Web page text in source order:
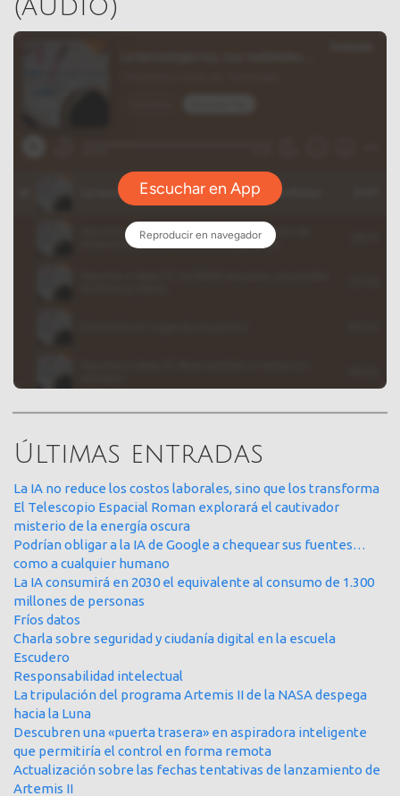
(audio)
Últimas entradas
La IA no reduce los costos laborales, sino que los transforma
El Telescopio Espacial Roman explorará el cautivador
misterio de la energía oscura
Podrían obligar a la IA de Google a chequear sus fuentes…
como a cualquier humano
La IA consumirá en 2030 el equivalente al consumo de 1.300
millones de personas
Fríos datos
Charla sobre seguridad y ciudanía digital en la escuela
Escudero
Responsabilidad intelectual
La tripulación del programa Artemis II de la NASA despega
hacia la Luna
Descubren una «puerta trasera» en aspiradora inteligente
que permitiría el control en forma remota
Actualización sobre las fechas tentativas de lanzamiento de
Artemis II